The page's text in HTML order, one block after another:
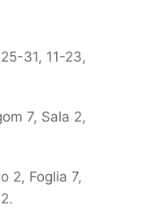
31, 11-23,
7, Sala 2,
2, Foglia 7,